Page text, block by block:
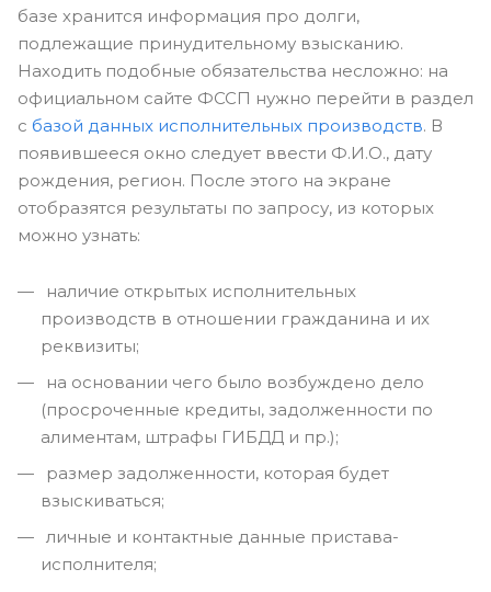
базе хранится информация про долги,
подлежащие принудительному взысканию.
Находить подобные обязательства несложно: на
официальном сайте ФССП нужно перейти в раздел
с базой данных исполнительных производств. В
появившееся окно следует ввести Ф.И.О., дату
рождения, регион. После этого на экране
отобразятся результаты по запросу, из которых
можно узнать:
наличие открытых исполнительных
производств в отношении гражданина и их
реквизиты;
на основании чего было возбуждено дело
(просроченные кредиты, задолженности по
алиментам, штрафы ГИБДД и пр.);
размер задолженности, которая будет
взыскиваться;
личные и контактные данные пристава-
исполнителя;